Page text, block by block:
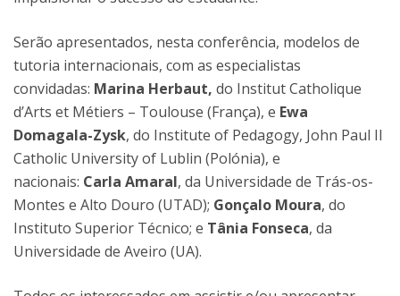
Serão apresentados, nesta conferência, modelos de
tutoria internacionais, com as especialistas
convidadas: Marina Herbaut, do Institut Catholique
d’Arts et Métiers – Toulouse (França), e Ewa
Domagala-Zysk, do Institute of Pedagogy, John Paul II
Catholic University of Lublin (Polónia), e
nacionais: Carla Amaral, da Universidade de Trás-os-
Montes e Alto Douro (UTAD); Gonçalo Moura, do
Instituto Superior Técnico; e Tânia Fonseca, da
Universidade de Aveiro (UA).